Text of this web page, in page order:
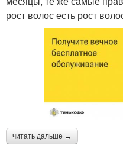
рост волос есть рост
читать дальше →